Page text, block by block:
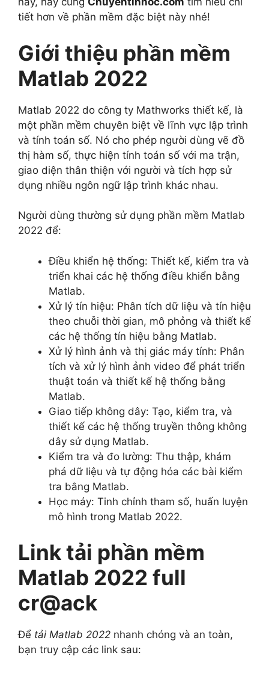
tiết hơn về phần mềm đặc biệt này nhé!
Giới thiệu phần mềm
Matlab 2022
Matlab 2022 do công ty Mathworks thiết kế, là
một phần mềm chuyên biệt về lĩnh vực lập trình
và tính toán số. Nó cho phép người dùng vẽ đồ
thị hàm số, thực hiện tính toán số với ma trận,
giao diện thân thiện với người và tích hợp sử
dụng nhiều ngôn ngữ lập trình khác nhau.
Người dùng thường sử dụng phần mềm Matlab
2022 để:
Điều khiển hệ thống: Thiết kế, kiểm tra và
triển khai các hệ thống điều khiển bằng
Matlab.
Xử lý tín hiệu: Phân tích dữ liệu và tín hiệu
theo chuỗi thời gian, mô phỏng và thiết kế
các hệ thống tín hiệu bằng Matlab.
Xử lý hình ảnh và thị giác máy tính: Phân
tích và xử lý hình ảnh video để phát triển
thuật toán và thiết kế hệ thống bằng
Matlab.
Giao tiếp không dây: Tạo, kiểm tra, và
thiết kế các hệ thống truyền thông không
dây sử dụng Matlab.
Kiểm tra và đo lường: Thu thập, khám
phá dữ liệu và tự động hóa các bài kiểm
tra bằng Matlab.
Học máy: Tinh chỉnh tham số, huấn luyện
mô hình trong Matlab 2022.
Link tải phần mềm
Matlab 2022 full
cr@ack
Để tải Matlab 2022 nhanh chóng và an toàn,
bạn truy cập các link sau: